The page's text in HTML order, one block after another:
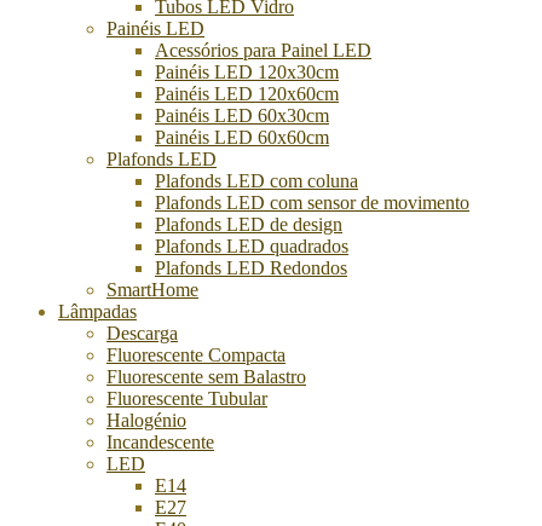
Tubos LED Vidro
Painéis LED
Acessórios para Painel LED
Painéis LED 120x30cm
Painéis LED 120x60cm
Painéis LED 60x30cm
Painéis LED 60x60cm
Plafonds LED
Plafonds LED com coluna
Plafonds LED com sensor de movimento
Plafonds LED de design
Plafonds LED quadrados
Plafonds LED Redondos
SmartHome
Lâmpadas
Descarga
Fluorescente Compacta
Fluorescente sem Balastro
Fluorescente Tubular
Halogénio
Incandescente
LED
E14
E27